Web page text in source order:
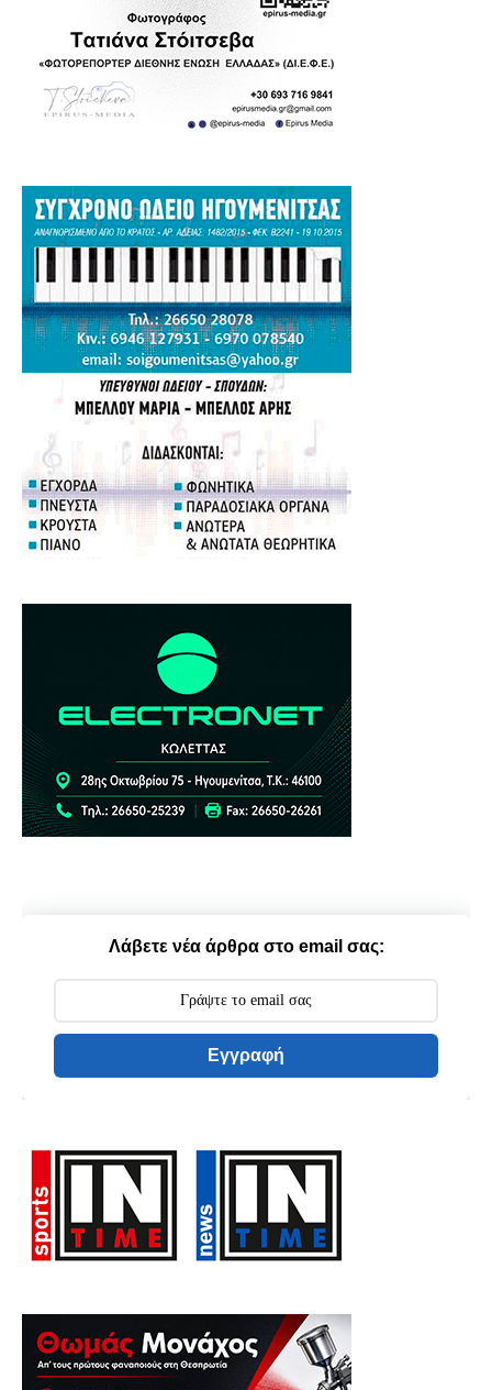
Λάβετε νέα άρθρα στο email σας:
Εγγραφή